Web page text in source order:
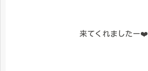
来てくれましたー❤️